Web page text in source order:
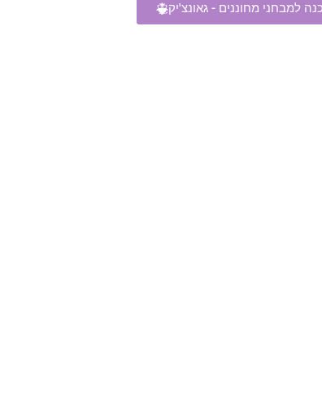
למבחני מחוננים - גאונצ'יק